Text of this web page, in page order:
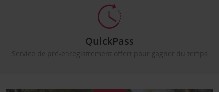
QuickPass
Service de pré-enregistrement offert pour gagner du temps